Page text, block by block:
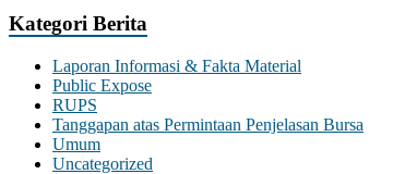
Kategori Berita
Laporan Informasi & Fakta Material
Public Expose
RUPS
Tanggapan atas Permintaan Penjelasan Bursa
Umum
Uncategorized